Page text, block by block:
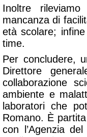
Inoltre
mancanza di
età scolare;
time.
Per concludere,
Direttore
collaborazione
ambiente e
laboratori che
Romano. È
con l’Agenzia